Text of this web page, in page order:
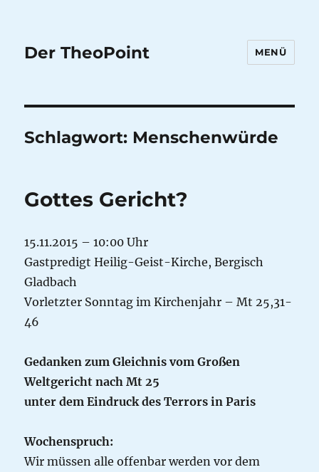
Der TheoPoint MENÜ
Schlagwort: Menschenwürde
Gottes Gericht?
15.11.2015 – 10:00 Uhr
Gastpredigt Heilig-Geist-Kirche, Bergisch
Gladbach
Vorletzter Sonntag im Kirchenjahr – Mt 25,31-
46
Gedanken zum Gleichnis vom Großen
Weltgericht nach Mt 25
unter dem Eindruck des Terrors in Paris
Wochenspruch:
Wir müssen alle offenbar werden vor dem